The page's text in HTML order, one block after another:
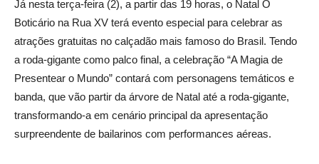
Já nesta terça-feira (2), a partir das 19 horas, o Natal O
Boticário na Rua XV terá evento especial para celebrar as
atrações gratuitas no calçadão mais famoso do Brasil. Tendo
a roda-gigante como palco final, a celebração “A Magia de
Presentear o Mundo” contará com personagens temáticos e
banda, que vão partir da árvore de Natal até a roda-gigante,
transformando-a em cenário principal da apresentação
surpreendente de bailarinos com performances aéreas.